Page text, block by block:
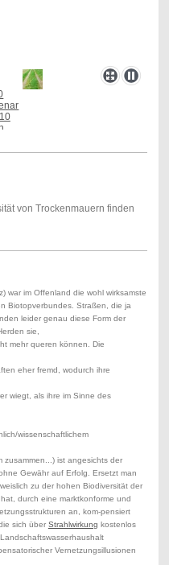
von Trockenmauern finden
war im Offenland die wohl wirksamste
Biotopverbundes. Straßen, die ja
leider genau diese Form der
sie,
mehr queren können. Die
eher fremd, wodurch ihre
wiegt, als ihre im Sinne des
wissenschaftlichem
zusammen...) ist angesichts der
Gewähr auf Erfolg. Ersetzt man
zu der hohen Biodiversität der
durch eine marktkonforme und
an, kom-pensiert
sich über Strahlwirkung kostenlos
Vernetzungsillusionen